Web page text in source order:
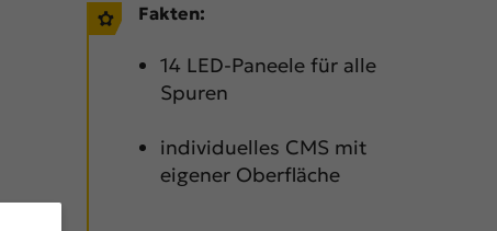
Fakten:
14 LED-Paneele für alle
Spuren
individuelles CMS mit
eigener Oberfläche